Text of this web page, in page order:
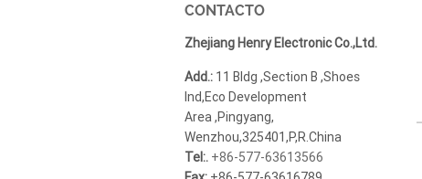
CONTACTO
Zhejiang Henry Electronic Co.,Ltd.
Add.: 11 Bldg ,Section B ,Shoes
Ind,Eco Development
Area ,Pingyang,
Wenzhou,325401,P,R.China
Tel:. +86-577-63613566